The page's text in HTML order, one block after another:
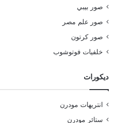
صور بيبي
صور علم مصر
صور كرتون
خلفيات فوتوشوب
ديكورات
انتريهات مودرن
ستائر مودرن